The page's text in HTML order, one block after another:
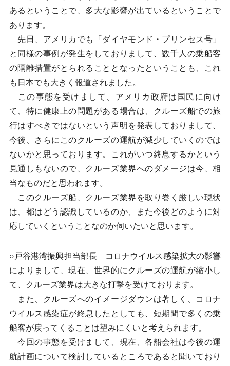
あるということで、多大な影響が出ているということで
あります。
先日、アメリカでも「ダイヤモンド・プリンセス号」
と同様の事例が発生をしておりまして、数千人の乗船客
の隔離措置がとられることとなったということも、これ
も日本でも大きく報道されました。
この事態を受けまして、アメリカ政府は国民に向け
て、特に健康上の問題がある場合は、クルーズ船での旅
行はすべきではないという声明を発表しておりまして、
今後、さらにこのクルーズの運航が減少していくのでは
ないかと思っております。これがいつ終息するかという
見通しもないので、クルーズ業界へのダメージは今、相
当なものだと思われます。
このクルーズ船、クルーズ業界を取り巻く厳しい現状
は、都はどう認識しているのか、また今後どのように対
応していくということなのか伺いたいと思います。
○戸谷港湾振興担当部長 コロナウイルス感染拡大の影響
によりまして、現在、世界的にクルーズの運航が縮小し
て、クルーズ業界は大きな打撃を受けております。
また、クルーズへのイメージダウンは著しく、コロナ
ウイルス感染症が終息したとしても、短期間で多くの乗
船客が戻ってくることは望みにくいと考えられます。
今回の事態を受けまして、現在、各船会社は今後の運
航計画について検討しているところであると聞いており